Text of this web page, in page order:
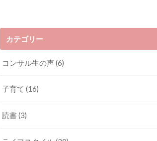
カテゴリー
コンサル生の声(6)
子育て(16)
読書(3)